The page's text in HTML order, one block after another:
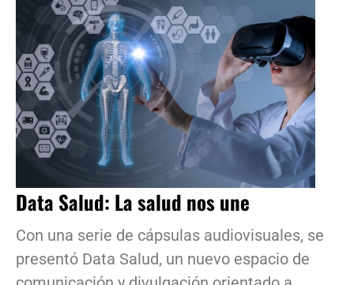
Data Salud: La salud nos une
Con una serie de cápsulas audiovisuales, se
presentó Data Salud, un nuevo espacio de